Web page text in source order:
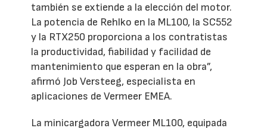
también se extiende a la elección del motor.
La potencia de Rehlko en la ML100, la SC552
y la RTX250 proporciona a los contratistas
la productividad, fiabilidad y facilidad de
mantenimiento que esperan en la obra”,
afirmó Job Versteeg, especialista en
aplicaciones de Vermeer EMEA.
La minicargadora Vermeer ML100, equipada